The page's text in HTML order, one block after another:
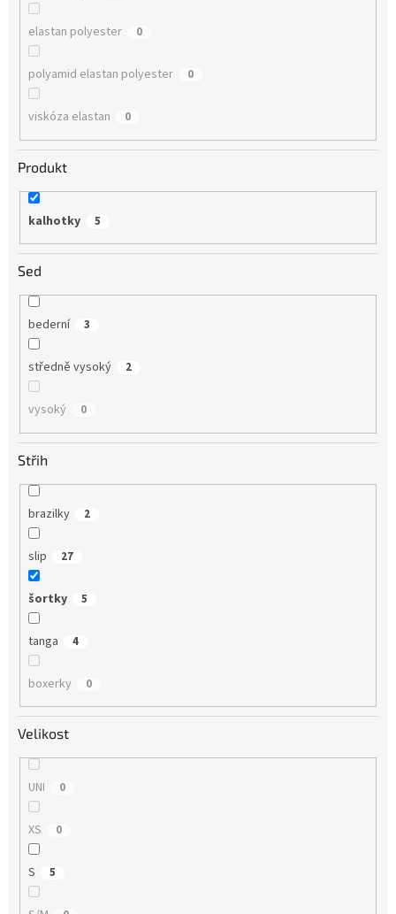
elastan polyester 0
polyamid elastan polyester 0
viskóza elastan 0
Produkt
kalhotky 5
Sed
bederní 3
středně vysoký 2
vysoký 0
Střih
brazilky 2
slip 27
šortky 5
tanga 4
boxerky 0
Velikost
UNI 0
XS 0
S 5